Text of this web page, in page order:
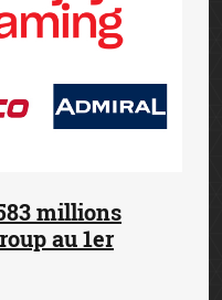
millions
au 1er